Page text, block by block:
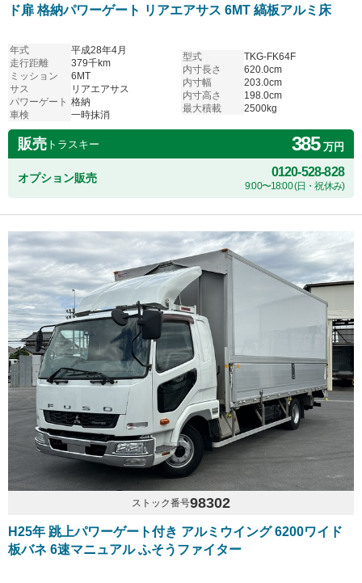
ド扉 格納パワーゲート リアエアサス 6MT 縞板アルミ床
年式
平成28年4月
走行距離
379千km
ミッション
6MT
サス
リアエアサス
パワーゲート 格納
車検
一時抹消
型式
TKG-FK64F
内寸長さ
620.0cm
内寸幅
203.0cm
内寸高さ
198.0cm
最大積載
2500kg
販売 トラスキー 385万円
オプション販売 0120-528-828
9:00〜18:00 (日・祝休み)
ストック番号98302
H25年 跳上パワーゲート付き アルミウイング 6200ワイド
板バネ 6速マニュアル ふそうファイター